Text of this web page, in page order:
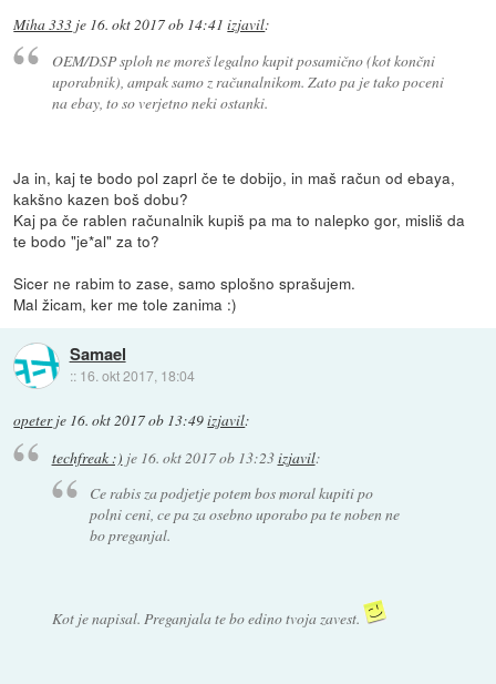
Miha 333 je 16. okt 2017 ob 14:41 izjavil:
OEM/DSP sploh ne moreš legalno kupit posamično (kot končni
uporabnik), ampak samo z računalnikom. Zato pa je tako poceni
na ebay, to so verjetno neki ostanki.
Ja in, kaj te bodo pol zaprl če te dobijo, in maš račun od ebaya,
kakšno kazen boš dobu?
Kaj pa če rablen računalnik kupiš pa ma to nalepko gor, misliš da
te bodo "je*al" za to?
Sicer ne rabim to zase, samo splošno sprašujem.
Mal žicam, ker me tole zanima :)
Samael
:: 16. okt 2017, 18:04
opeterje 16. okt 2017 ob 13:49izjavil:
techfreak :) je 16. okt 2017 ob 13:23izjavil:
Ce rabis za podjetje potem bos moral kupiti po
polni ceni, ce pa za osebno uporabo pa te noben ne
bo preganjal.
Kot je napisal. Preganjala te bo edino tvoja zavest.